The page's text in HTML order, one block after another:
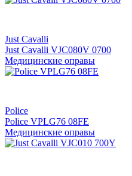
Just Cavalli
Just Cavalli VJC080V 0700
Медицинские оправы
Police
Police VPLG76 08FE
Медицинские оправы